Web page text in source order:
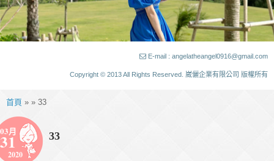
E-mail : angelatheangel0916@gmail.com
Copyright © 2013 All Rights Reserved. 崴儷企業有限公司 版權所有
首頁 » » 33
03月
31
2020
33